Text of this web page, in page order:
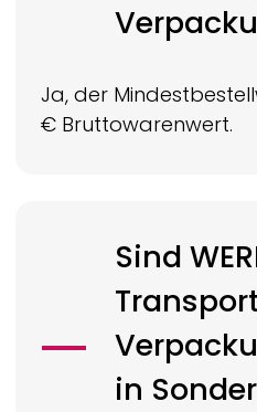
Ja, der
€ Bruttowarenwert.
Sind
Transport
in